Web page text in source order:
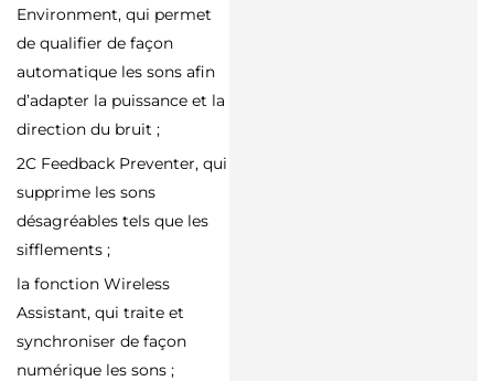
Environment, qui permet
de qualifier de façon
automatique les sons afin
d’adapter la puissance et la
direction du bruit ;
2C Feedback Preventer, qui
supprime les sons
désagréables tels que les
sifflements ;
la fonction Wireless
Assistant, qui traite et
synchroniser de façon
numérique les sons ;